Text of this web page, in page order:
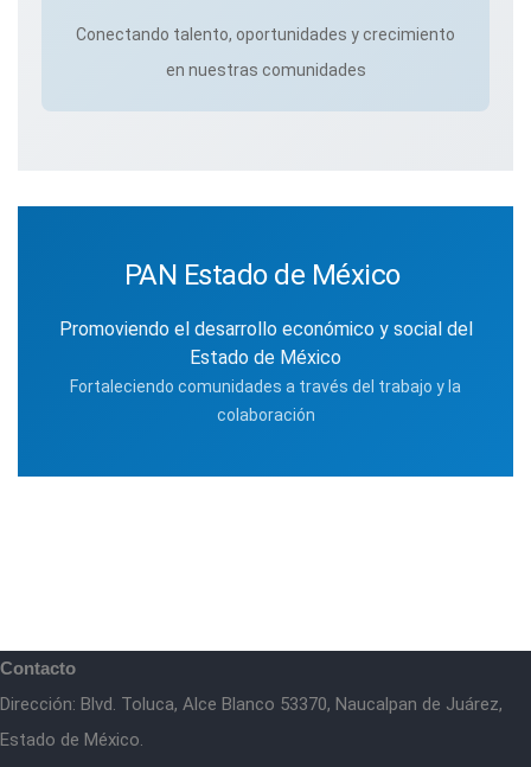
Conectando talento, oportunidades y crecimiento
en nuestras comunidades
PAN Estado de México
Promoviendo el desarrollo económico y social del
Estado de México
Fortaleciendo comunidades a través del trabajo y la
colaboración
Contacto
Dirección: Blvd. Toluca, Alce Blanco 53370, Naucalpan de Juárez,
Estado de México.